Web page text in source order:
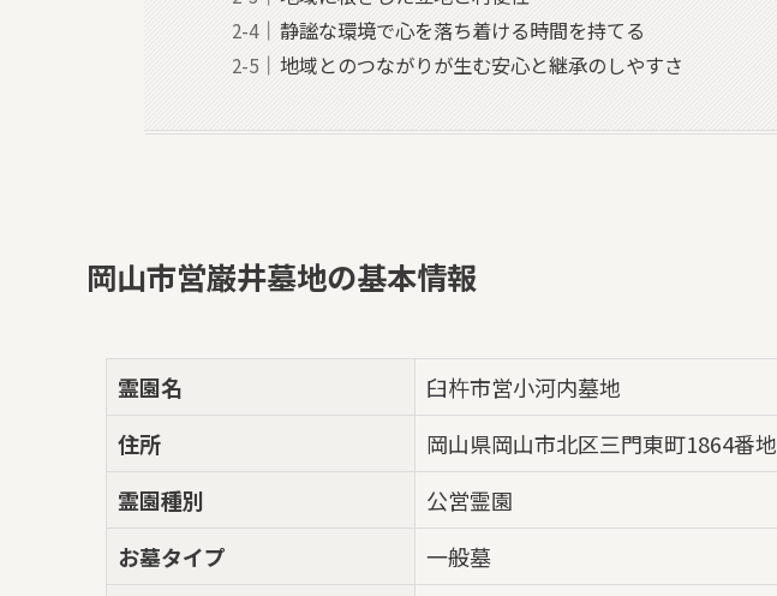
静謐な環境で心を落ち着ける時間を持てる
地域とのつながりが生む安心と継承のしやすさ
岡山市営巌井墓地の基本情報
霊園名
臼杵市営小河内墓地
住所
岡山県岡山市北区三門東町1864番地
霊園種別
公営霊園
お墓タイプ
一般墓